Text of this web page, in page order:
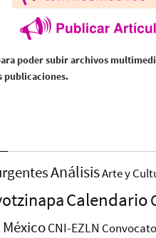
poder subir archivos
publicaciones.
AnálisisArte y
Calendario
CNI-EZLN